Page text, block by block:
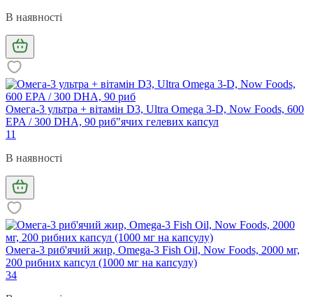
В наявності
Омега-3 ультра + вітамін D3, Ultra Omega 3-D, Now Foods, 600
EPA / 300 DHA, 90 риб"ячих гелевих капсул
11
В наявності
Омега-3 риб'ячий жир, Omega-3 Fish Oil, Now Foods, 2000 мг,
200 рибних капсул (1000 мг на капсулу)
34